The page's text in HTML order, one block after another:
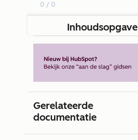
0 / 0
Inhoudsopgave
Gerelateerde
documentatie